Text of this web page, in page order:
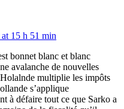
15 h 51 min
bonnet blanc et blanc
avalanche de nouvelles
multiplie les impôts
s’applique
à défaire tout ce que Sarko a